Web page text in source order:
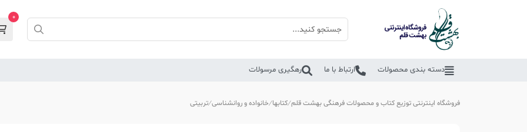
0
دسته بندی محصولات ارتباط با ما رهگیری مرسولات
فروشگاه اینترنتی توزیع کتاب و محصولات فرهنگی بهشت قلم کتابها خانواده و روانشناسی تربیتی